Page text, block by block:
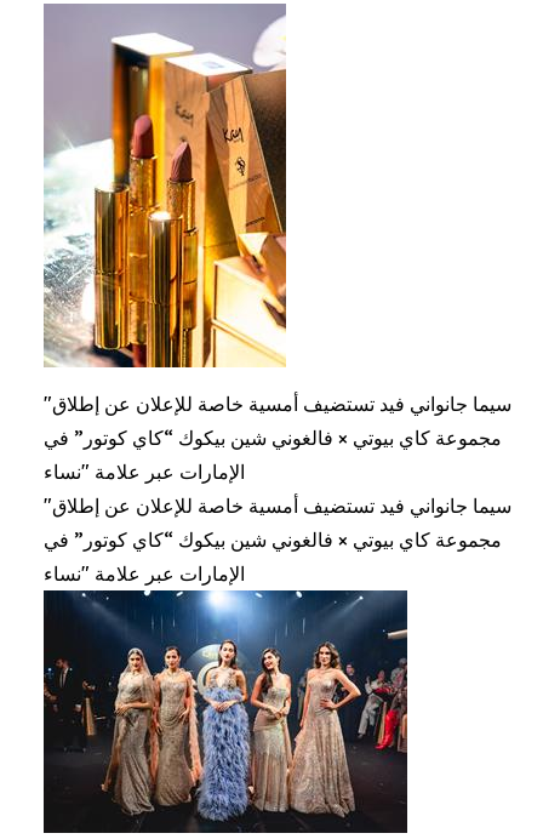
"سيما جانواني فيد تستضيف أمسية خاصة للإعلان عن إطلاق
مجموعة كاي بيوتي × فالغوني شين بيكوك “كاي كوتور” في
الإمارات عبر علامة "نساء
"سيما جانواني فيد تستضيف أمسية خاصة للإعلان عن إطلاق
مجموعة كاي بيوتي × فالغوني شين بيكوك “كاي كوتور” في
الإمارات عبر علامة "نساء